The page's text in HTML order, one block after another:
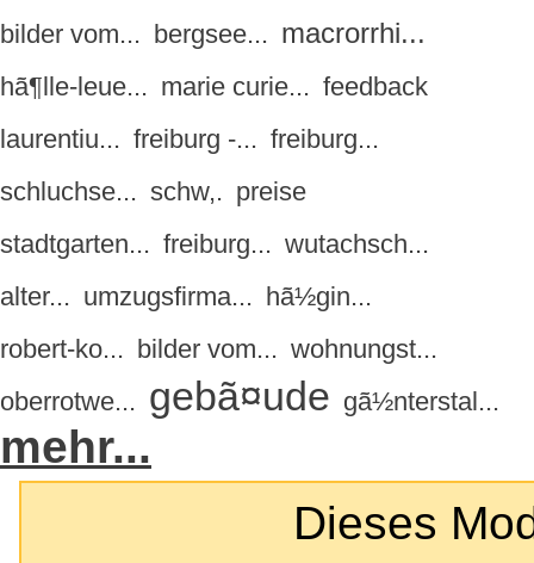
bilder vom... bergsee... macrorrhi...
hã¶lle-leue... marie curie... feedback
laurentiu... freiburg -... freiburg...
schluchse... schw,. preise
stadtgarten... freiburg... wutachsch...
alter... umzugsfirma... hã½gin...
robert-ko... bilder vom... wohnungst...
oberrotwe... gebã¤ude gã½nterstal...
mehr...
Dieses